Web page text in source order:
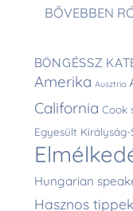
BŐVEBBEN
BÖNGÉSSZ
Amerika Ausztria
California Cook
Egyesült Királyság-
Hungarian
Hasznos